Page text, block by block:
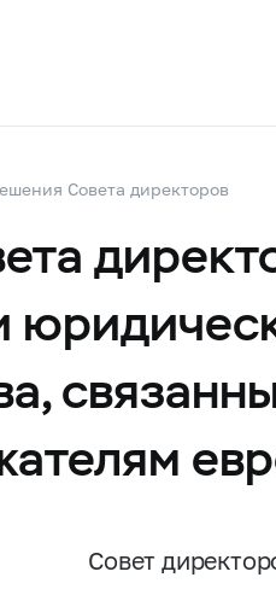
Совета директоров
Совет